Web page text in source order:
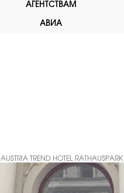
АГЕНТСТВАМ
АВИА
AUSTRIA TREND HOTEL RATHAUSPARK